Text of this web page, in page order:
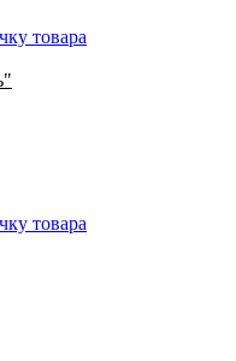
товара
товара